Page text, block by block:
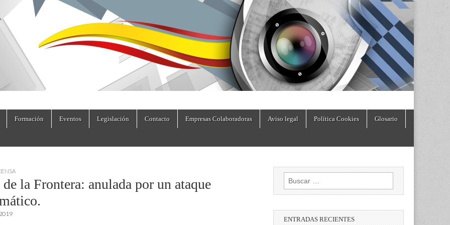
Formación Eventos Legislación Contacto Empresas Colaboradoras Aviso legal Política Cookies Glosario
de la Frontera: anulada por un ataque
Buscar:
ENTRADAS RECIENTES